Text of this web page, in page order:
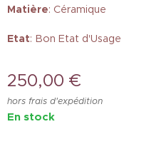
Matière: Céramique
Etat: Bon Etat d'Usage
250,00 €
hors frais d'expédition
En stock